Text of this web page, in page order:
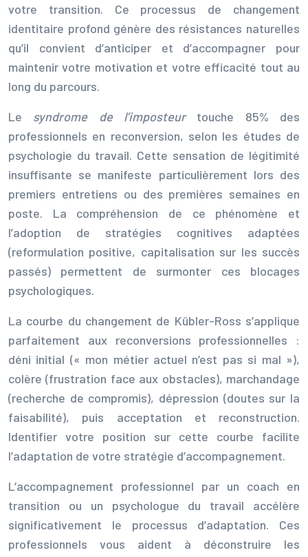
votre transition. Ce processus de changement
identitaire profond génère des résistances naturelles
qu’il convient d’anticiper et d’accompagner pour
maintenir votre motivation et votre efficacité tout au
long du parcours.
Le syndrome de l’imposteurtouche 85% des
professionnels en reconversion, selon les études de
psychologie du travail. Cette sensation de légitimité
insuffisante se manifeste particulièrement lors des
premiers entretiens ou des premières semaines en
poste. La compréhension de ce phénomène et
l’adoption de stratégies cognitives adaptées
(reformulation positive, capitalisation sur les succès
passés) permettent de surmonter ces blocages
psychologiques.
La courbe du changement de Kübler-Ross s’applique
parfaitement aux reconversions professionnelles :
déni initial (« mon métier actuel n’est pas si mal »),
colère (frustration face aux obstacles), marchandage
(recherche de compromis), dépression (doutes sur la
faisabilité), puis acceptation et reconstruction.
Identifier votre position sur cette courbe facilite
l’adaptation de votre stratégie d’accompagnement.
L’accompagnement professionnel par un coach en
transition ou un psychologue du travail accélère
significativement le processus d’adaptation. Ces
professionnels vous aident à déconstruire les